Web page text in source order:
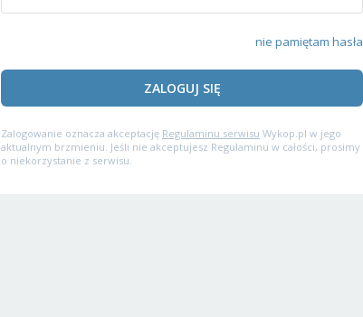
nie pamiętam hasła
ZALOGUJ SIĘ
Zalogowanie oznacza akceptację Regulaminu serwisu Wykop.pl w jego
aktualnym brzmieniu. Jeśli nie akceptujesz Regulaminu w całości, prosimy
o niekorzystanie z serwisu.